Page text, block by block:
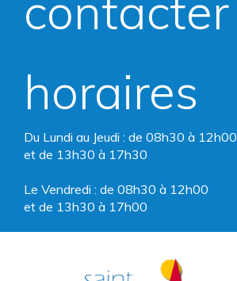
FacebookInstagram
horaires
Du Lundi au Jeudi : de 08h30 à 12h00
et de 13h30 à 17h30
Le Vendredi : de 08h30 à 12h00
et de 13h30 à 17h00